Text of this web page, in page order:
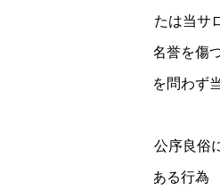
(2)当サロンまたは当
た、あるいは名誉を傷
他手段の如何を問わず
(3)法令または公序良
するおそれのある行為